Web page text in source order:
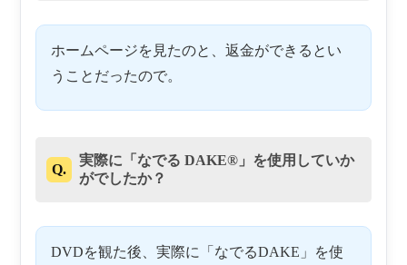
ホームページを見たのと、返金ができるとい
うことだったので。
Q.
実際に「なでる DAKE®」を使用していか
がでしたか？
DVDを観た後、実際に「なでるDAKE」を使